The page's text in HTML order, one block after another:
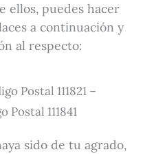
ellos, puedes hacer
a continuación y
al respecto:
Postal 111821 –
Postal 111841
sido de tu agrado,